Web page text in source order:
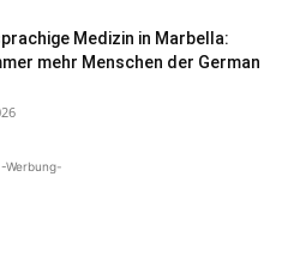
Medizin in Marbella:
mehr Menschen der German
-Werbung-